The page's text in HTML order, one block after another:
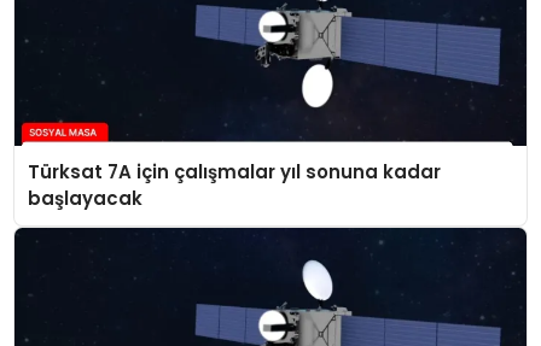
Türksat 7A için çalışmalar yıl sonuna kadar
başlayacak